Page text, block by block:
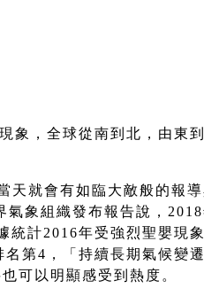
象，全球從南到北，由東
天就會有如臨大敵般的報導
象組織發布報告說，
統計2016年受強烈聖嬰現
第4，「持續長期氣候變
可以明顯感受到熱度。